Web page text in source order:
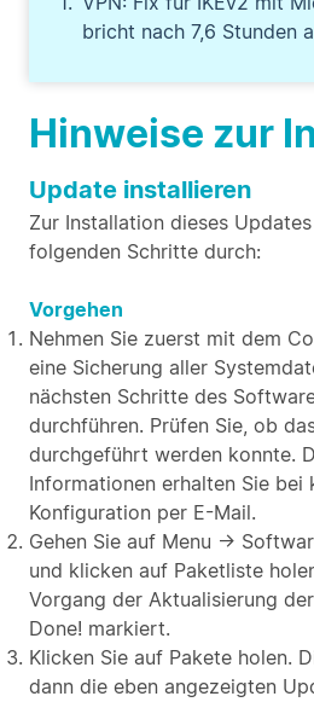
Hinweise zur
Update installieren
Zur Installation dieses
folgenden Schritte durch:
Vorgehen
Nehmen Sie zuerst mit dem
eine Sicherung aller
nächsten Schritte des
durchführen. Prüfen Sie, ob
durchgeführt werden konnte.
Informationen erhalten Sie bei
Konfiguration per E-Mail.
Gehen Sie auf Menu →
und klicken auf Paketliste
Vorgang der Aktualisierung
Done! markiert.
Klicken Sie auf Pakete holen.
dann die eben angezeigten
bricht nach 7,6 Stunden